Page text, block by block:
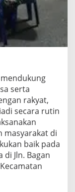
serta
rakyat,
secara rutin
masyarakat di
baik pada
Jln. Bagan